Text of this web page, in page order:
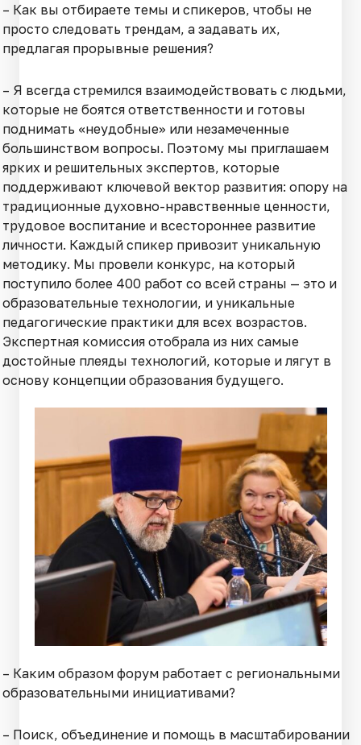
– Как вы отбираете темы и спикеров, чтобы не
просто следовать трендам, а задавать их,
предлагая прорывные решения?
– Я всегда стремился взаимодействовать с людьми,
которые не боятся ответственности и готовы
поднимать «неудобные» или незамеченные
большинством вопросы. Поэтому мы приглашаем
ярких и решительных экспертов, которые
поддерживают ключевой вектор развития: опору на
традиционные духовно-нравственные ценности,
трудовое воспитание и всестороннее развитие
личности. Каждый спикер привозит уникальную
методику. Мы провели конкурс, на который
поступило более 400 работ со всей страны — это и
образовательные технологии, и уникальные
педагогические практики для всех возрастов.
Экспертная комиссия отобрала из них самые
достойные плеяды технологий, которые и лягут в
основу концепции образования будущего.
– Каким образом форум работает с региональными
образовательными инициативами?
– Поиск, объединение и помощь в масштабировании